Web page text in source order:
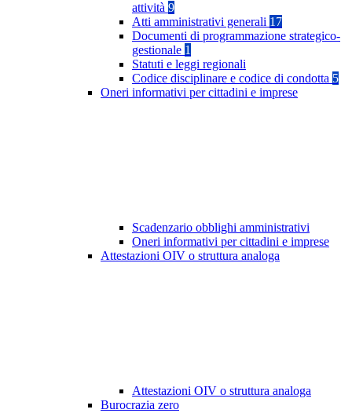
attività 9
Atti amministrativi generali 17
Documenti di programmazione strategico-
gestionale 1
Statuti e leggi regionali
Codice disciplinare e codice di condotta 5
Oneri informativi per cittadini e imprese
Scadenzario obblighi amministrativi
Oneri informativi per cittadini e imprese
Attestazioni OIV o struttura analoga
Attestazioni OIV o struttura analoga
Burocrazia zero